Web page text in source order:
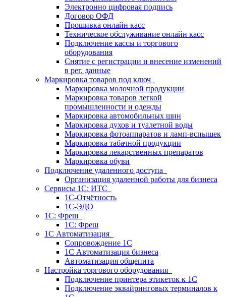
Электронно цифровая подпись
Договор ОФД
Прошивка онлайн касс
Техническое обслуживание онлайн касс
Подключение кассы и торгового
оборудования
Снятие с регистрации и внесение изменений
в рег. данные
Маркировка товаров под ключ
Маркировка молочной продукции
Маркировка товаров легкой
промышленности и одежды
Маркировка автомобильных шин
Маркировка духов и туалетной воды
Маркировка фотоаппаратов и ламп-вспышек
Маркировка табачной продукции
Маркировка лекарственных препаратов
Маркировка обуви
Подключение удаленного доступа
Организация удаленной работы для бизнеса
Сервисы 1C: ИТС
1С-Отчётность
1С-ЭДО
1С: Фреш
1С: Фреш
1С Автоматизация
Сопровождение 1С
1C Автоматизация бизнеса
Автоматизация общепита
Настройка торгового оборудования
Подключение принтера этикеток к 1С
Подключение эквайринговых терминалов к